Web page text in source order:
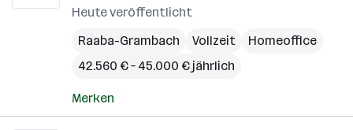
Heute veröffentlicht
Raaba-Grambach
Vollzeit
Homeoffice
42.560 € – 45.000 € jährlich
Merken